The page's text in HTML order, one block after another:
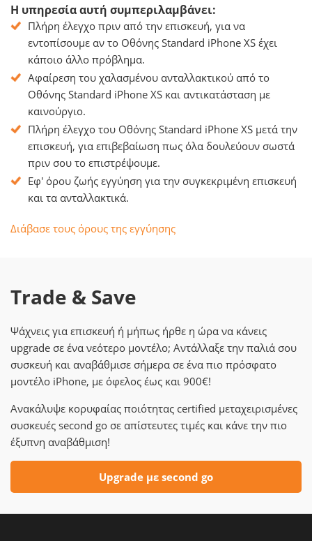
Η υπηρεσία αυτή συμπεριλαμβάνει:
Πλήρη έλεγχο πριν από την επισκευή, για να
εντοπίσουμε αν το Οθόνης Standard iPhone XS έχει
κάποιο άλλο πρόβλημα.
Αφαίρεση του χαλασμένου ανταλλακτικού από το
Οθόνης Standard iPhone XS και αντικατάσταση με
καινούργιο.
Πλήρη έλεγχο του Οθόνης Standard iPhone XS μετά την
επισκευή, για επιβεβαίωση πως όλα δουλεύουν σωστά
πριν σου το επιστρέψουμε.
Εφ' όρου ζωής εγγύηση για την συγκεκριμένη επισκευή
και τα ανταλλακτικά.
Διάβασε τους όρους της εγγύησης
Trade & Save
Ψάχνεις για επισκευή ή μήπως ήρθε η ώρα να κάνεις
upgrade σε ένα νεότερο μοντέλο; Αντάλλαξε την παλιά σου
συσκευή και αναβάθμισε σήμερα σε ένα πιο πρόσφατο
μοντέλο iPhone, με όφελος έως και 900€!
Ανακάλυψε κορυφαίας ποιότητας certified μεταχειρισμένες
συσκευές second go σε απίστευτες τιμές και κάνε την πιο
έξυπνη αναβάθμιση!
Upgrade με second go